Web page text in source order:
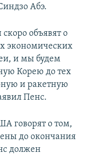
Абэ.
объявят о
экономических
и мы будем
Корею до тех
и ракетную
Пенс.
говорят о том,
до окончания
должен